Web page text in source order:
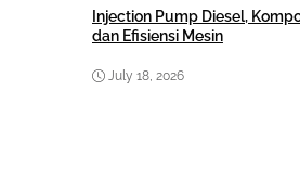
Injection Pump Diesel,
dan Efisiensi Mesin
July 18, 2026